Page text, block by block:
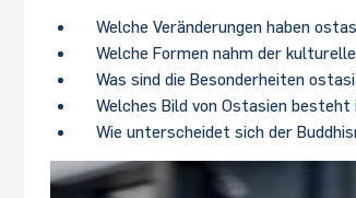
EINRICHTUNGEN
​Welche Veränderungen haben
Welche Formen nahm der
Was sind die Besonderheiten
Welches Bild von Ostasien
Wie unterscheidet sich der